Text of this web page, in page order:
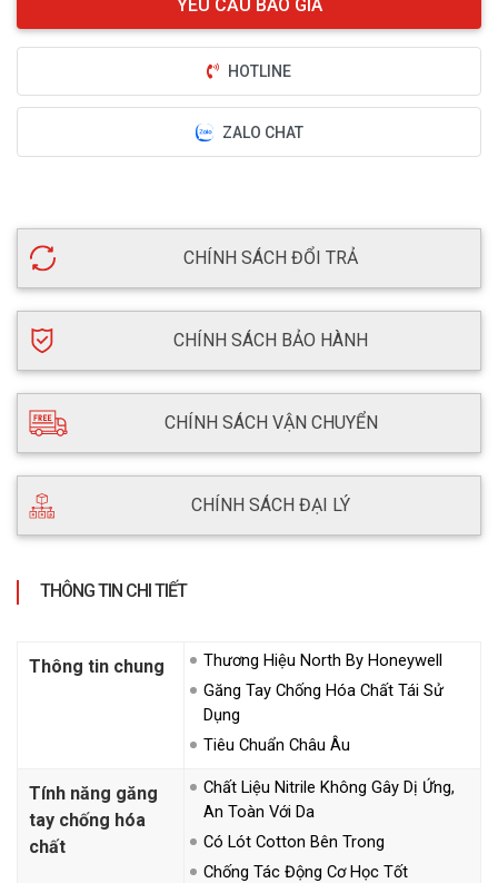
HOTLINE
ZALO CHAT
CHÍNH SÁCH ĐỔI TRẢ
CHÍNH SÁCH BẢO HÀNH
CHÍNH SÁCH VẬN CHUYỂN
CHÍNH SÁCH ĐẠI LÝ
THÔNG TIN CHI TIẾT
Thông tin chung
Thương Hiệu North By Honeywell
Găng Tay Chống Hóa Chất Tái Sử
Dụng
Tiêu Chuẩn Châu Âu
Tính năng găng
tay chống hóa
chất
Chất Liệu Nitrile Không Gây Dị Ứng,
An Toàn Với Da
Có Lót Cotton Bên Trong
Chống Tác Động Cơ Học Tốt